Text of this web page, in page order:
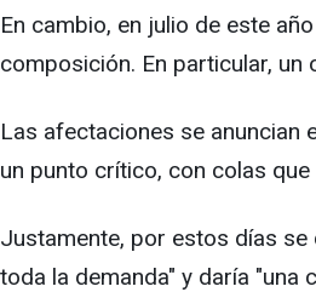
En cambio, en julio de este
composición. En particular,
Las afectaciones se anuncian
un punto crítico, con colas
Justamente, por estos días
toda la demanda" y daría "una